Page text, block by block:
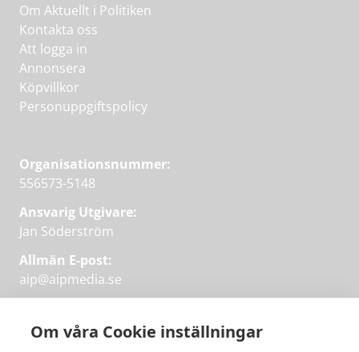
Om våra Cookie inställningar
Om Aktuellt i Politiken
Kontakta oss
Att logga in
Annonsera
Köpvillkor
Personuppgiftspolicy
Organisationsnummer:
556573-5148
Ansvarig Utgivare:
Jan Söderström
Allmän E-post:
aip@aipmedia.se
aip@flowyinfo.seeller 08-1210 60 40.